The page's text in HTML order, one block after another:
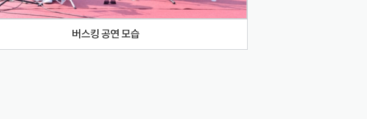
버스킹 공연 모습